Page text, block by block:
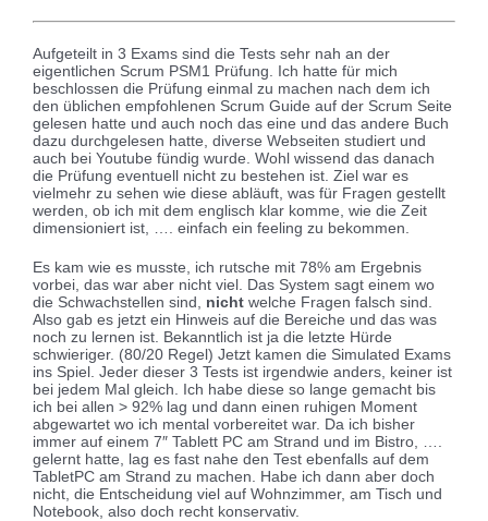
Aufgeteilt in 3 Exams sind die Tests sehr nah an der
eigentlichen Scrum PSM1 Prüfung. Ich hatte für mich
beschlossen die Prüfung einmal zu machen nach dem ich
den üblichen empfohlenen Scrum Guide auf der Scrum Seite
gelesen hatte und auch noch das eine und das andere Buch
dazu durchgelesen hatte, diverse Webseiten studiert und
auch bei Youtube fündig wurde. Wohl wissend das danach
die Prüfung eventuell nicht zu bestehen ist. Ziel war es
vielmehr zu sehen wie diese abläuft, was für Fragen gestellt
werden, ob ich mit dem englisch klar komme, wie die Zeit
dimensioniert ist, …. einfach ein feeling zu bekommen.
Es kam wie es musste, ich rutsche mit 78% am Ergebnis
vorbei, das war aber nicht viel. Das System sagt einem wo
die Schwachstellen sind, nicht welche Fragen falsch sind.
Also gab es jetzt ein Hinweis auf die Bereiche und das was
noch zu lernen ist. Bekanntlich ist ja die letzte Hürde
schwieriger. (80/20 Regel) Jetzt kamen die Simulated Exams
ins Spiel. Jeder dieser 3 Tests ist irgendwie anders, keiner ist
bei jedem Mal gleich. Ich habe diese so lange gemacht bis
ich bei allen > 92% lag und dann einen ruhigen Moment
abgewartet wo ich mental vorbereitet war. Da ich bisher
immer auf einem 7″ Tablett PC am Strand und im Bistro, ….
gelernt hatte, lag es fast nahe den Test ebenfalls auf dem
TabletPC am Strand zu machen. Habe ich dann aber doch
nicht, die Entscheidung viel auf Wohnzimmer, am Tisch und
Notebook, also doch recht konservativ.